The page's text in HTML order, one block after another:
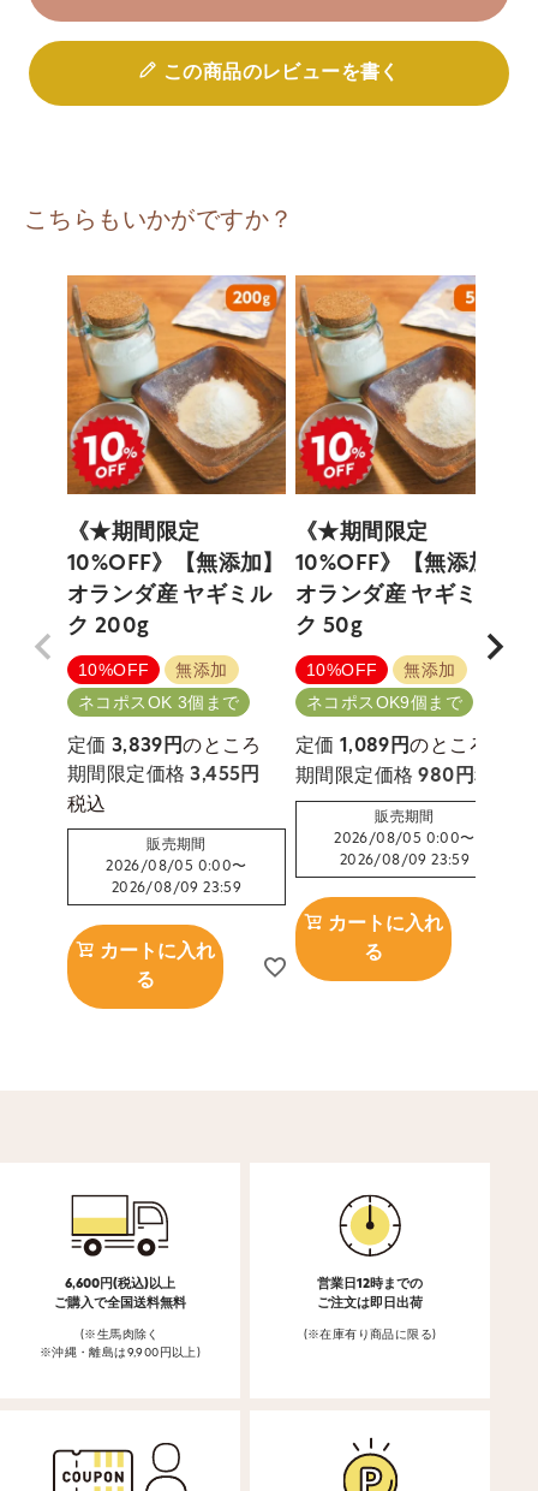
この商品のレビューを書く
こちらもいかがですか？
《★期間限定
10%OFF》【無添加】
オランダ産 ヤギミル
ク 200g
10%OFF
無添加
ネコポスOK 3個まで
定価 3,839 のところ
期間限定価格 3,455
税込
販売期間
2026/08/05 0:00〜
2026/08/09 23:59
カートに入れ
る
《★期間限定
10%OFF》【無添加】
オランダ産 ヤギミル
ク 50g
10%OFF
無添加
ネコポスOK9個まで
定価 1,089 のところ
期間限定価格 980 税込
販売期間
2026/08/05 0:00〜
2026/08/09 23:59
カートに入れ
る
6,600円(税込)以上
ご購入で全国送料無料
(※生馬肉除く
※沖縄・離島は9,900円以上)
営業日12時までの
ご注文は即日出荷
(※在庫有り商品に限る)